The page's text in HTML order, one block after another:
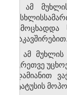
2. ამ
დაკავშირებით.
3. ამ
აგრეთვე
ადამიანით
სტატუსის